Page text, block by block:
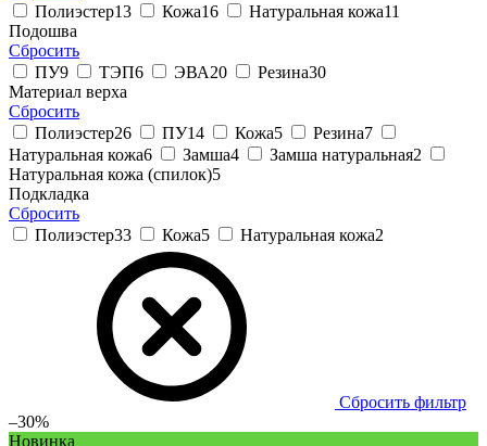
Полиэстер13 Кожа16 Натуральная кожа11
Подошва
Сбросить
ПУ9 ТЭП6 ЭВА20 Резина30
Материал верха
Сбросить
Полиэстер26 ПУ14 Кожа5 Резина7
Натуральная кожа6 Замша4 Замша натуральная2
Натуральная кожа (спилок)5
Подкладка
Сбросить
Полиэстер33 Кожа5 Натуральная кожа2
Сбросить фильтр
–30%
Новинка